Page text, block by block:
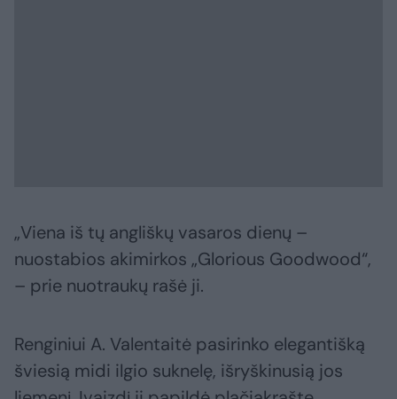
„Viena iš tų angliškų vasaros dienų –
nuostabios akimirkos „Glorious Goodwood“,
– prie nuotraukų rašė ji.
Renginiui A. Valentaitė pasirinko elegantišką
šviesią midi ilgio suknelę, išryškinusią jos